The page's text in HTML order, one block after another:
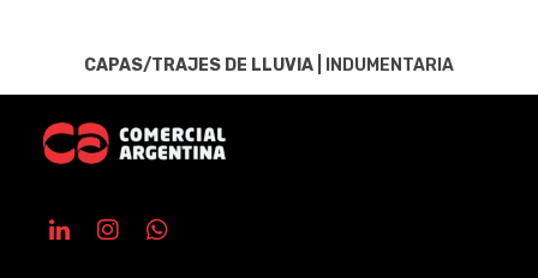
CAPAS/TRAJES DE LLUVIA INDUMENTARIA